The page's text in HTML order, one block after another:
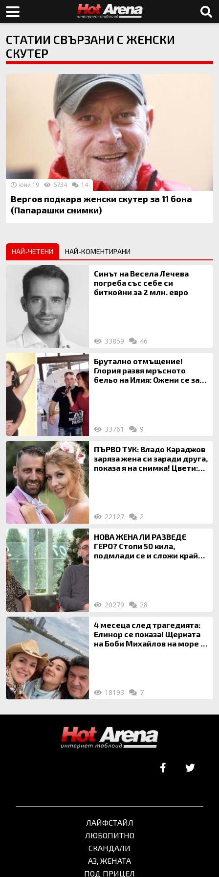
СТАТИИ СВЪРЗАНИ С ЖЕНСКИ
СКУТЕР
Вергов подкара женски скутер за 11 бона
(Папарашки снимки)
юни 19 6734 14
НАЙ-ЧЕТЕНИ НАЙ-КОМЕНТИРАНИ
Синът на Весела Лечева
погреба със себе си
биткойни за 2 млн. евро
33859 46
Брутално отмъщение!
Глория развя мръсното
бельо на Илия: Ожени се за
33761 9
ПЪРВО ТУК: Владо Караджов
заряза жена си заради друга,
показа я на снимка! Цвети:
22127 2
НОВА ЖЕНА ЛИ РАЗВЕДЕ
ГЕРО? Стопи 50 кила,
подмлади се и сложи край
20279 28
4 месеца след трагедията:
Елинор се показа! Щерката
на Боби Михайлов на море с
18193 7
ЛАЙФСТАЙЛ
ЛЮБОПИТНО
СКАНДАЛИ
АЗ, ЖЕНАТА
ПОД ПРИЦЕЛ